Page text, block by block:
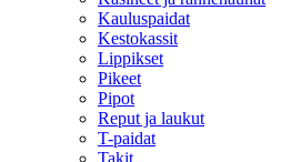
Kauluspaidat
Kestokassit
Lippikset
Pikeet
Pipot
Reput ja laukut
T-paidat
Takit